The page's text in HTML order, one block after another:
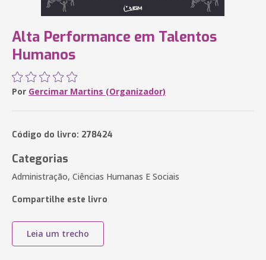
Alta Performance em Talentos
Humanos
Por Gercimar Martins (Organizador)
Código do livro: 278424
Categorias
Administração, Ciências Humanas E Sociais
Compartilhe este livro
Leia um trecho